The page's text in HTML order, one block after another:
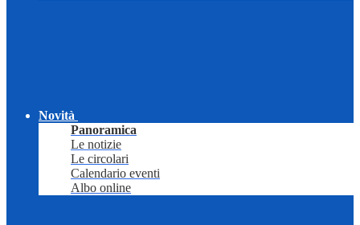
Novità
Panoramica
Le notizie
Le circolari
Calendario eventi
Albo online